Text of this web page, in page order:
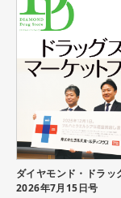
ダイヤモンド・ドラッ
2026年7月15日号